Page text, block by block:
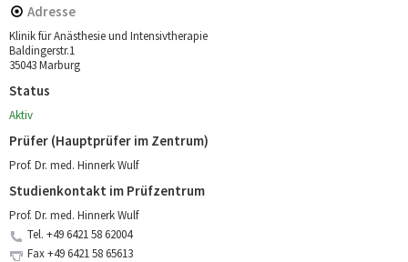
Adresse
Klinik für Anästhesie und Intensivtherapie
Baldingerstr.1
35043 Marburg
Status
Aktiv
Prüfer (Hauptprüfer im Zentrum)
Prof. Dr. med. Hinnerk Wulf
Studienkontakt im Prüfzentrum
Prof. Dr. med. Hinnerk Wulf
Tel. +49 6421 58 62004
Fax+49 6421 58 65613